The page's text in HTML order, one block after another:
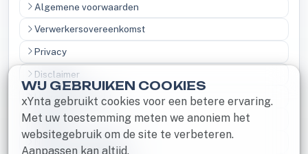
Algemene voorwaarden
Verwerkersovereenkomst
Privacy
Disclaimer
Herroepingsrecht
Cookies
Notice and Takedown
WIJ GEBRUIKEN COOKIES
xYnta gebruikt cookies voor een betere ervaring.
Met uw toestemming meten we anoniem het
websitegebruik om de site te verbeteren.
Aanpassen kan altijd.